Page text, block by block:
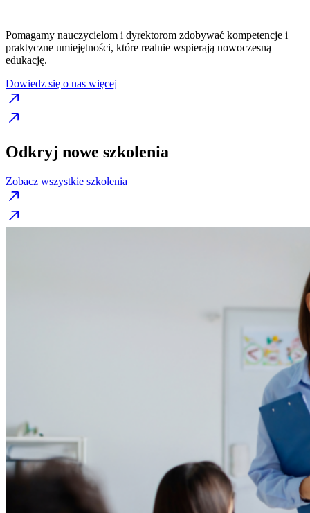
Pomagamy nauczycielom i dyrektorom zdobywać kompetencje i
praktyczne umiejętności, które realnie wspierają nowoczesną
edukację.
Dowiedz się o nas więcej
Odkryj nowe szkolenia
Zobacz wszystkie szkolenia